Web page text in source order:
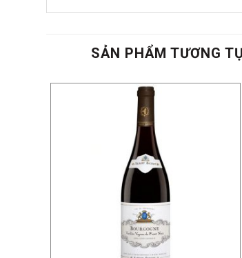
SẢN PHẨM TƯƠNG